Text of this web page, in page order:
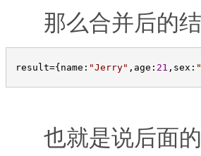
那么合并后的
result={name: "Jerry" ,age: 21 ,sex: "
也就是说后面的